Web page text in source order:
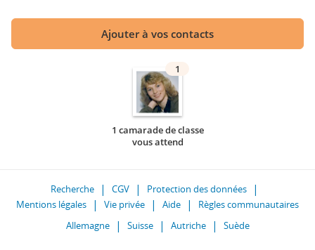
Ajouter à vos contacts
1
1 camarade de classe
vous attend
Recherche CGV
Protection des données
Mentions légales
Vie privée Aide
Règles communautaires
Allemagne
Suisse Autriche Suède